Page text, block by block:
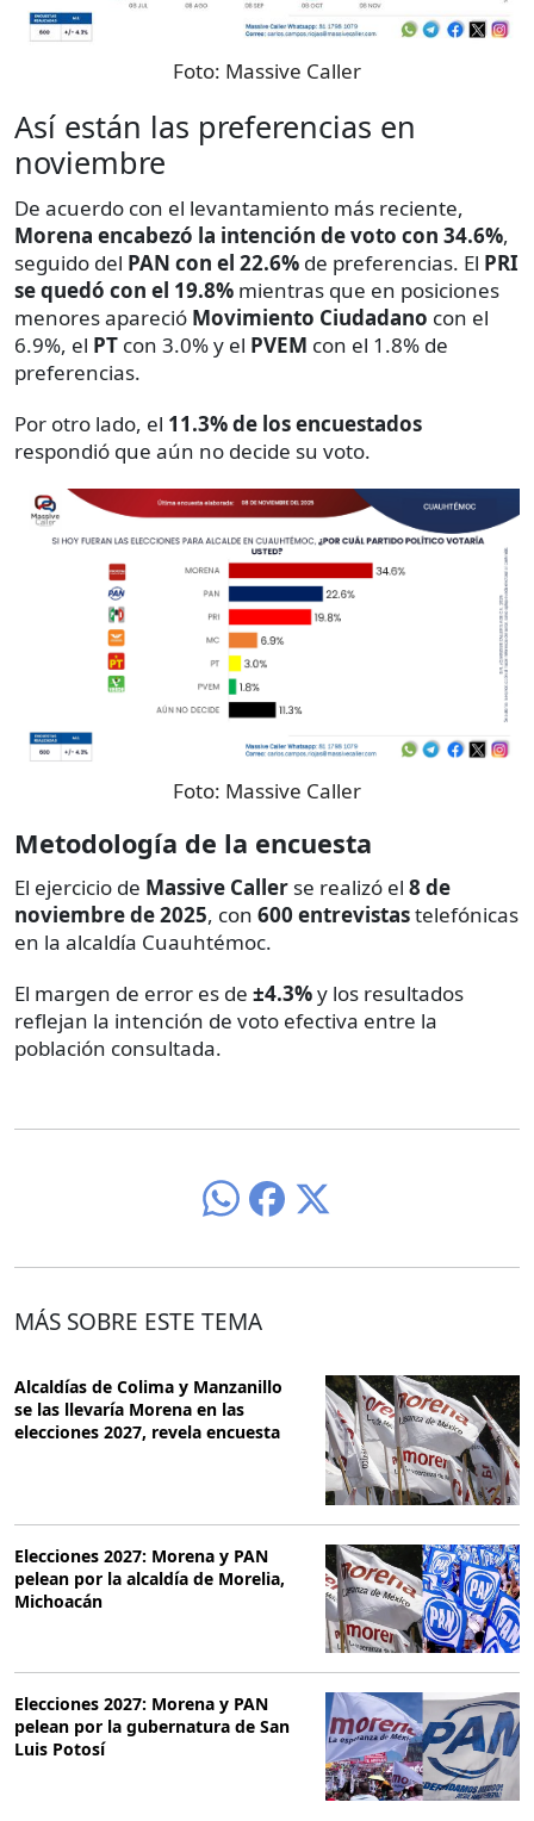
Foto: Massive Caller
Así están las preferencias en
noviembre
De acuerdo con el levantamiento más reciente,
Morena encabezó la intención de voto con 34.6%,
seguido del PAN con el 22.6% de preferencias. El PRI
se quedó con el 19.8% mientras que en posiciones
menores apareció Movimiento Ciudadano con el
6.9%, el PT con 3.0% y el PVEM con el 1.8% de
preferencias.
Por otro lado, el 11.3% de los encuestados
respondió que aún no decide su voto.
Foto: Massive Caller
Metodología de la encuesta
El ejercicio de Massive Caller se realizó el 8 de
noviembre de 2025, con 600 entrevistastelefónicas
en la alcaldía Cuauhtémoc.
El margen de error es de ±4.3%y los resultados
reflejan la intención de voto efectiva entre la
población consultada.
MÁS SOBRE ESTE TEMA
Alcaldías de Colima y Manzanillo
se las llevaría Morena en las
elecciones 2027, revela encuesta
Elecciones 2027: Morena y PAN
pelean por la alcaldía de Morelia,
Michoacán
Elecciones 2027: Morena y PAN
pelean por la gubernatura de San
Luis Potosí